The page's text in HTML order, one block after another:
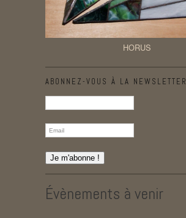
HORUS
ABONNEZ-VOUS À LA NEWSLETTER
Évènements à venir